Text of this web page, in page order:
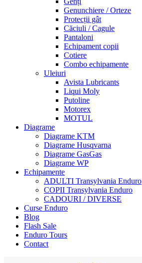
Genunchiere / Orteze
Protecții gât
Căciuli / Cagule
Pantaloni
Echipament copii
Cotiere
Combo echipamente
Uleiuri
Avista Lubricants
Liqui Moly
Putoline
Motorex
MOTUL
Diagrame
Diagrame KTM
Diagrame Husqvarna
Diagrame GasGas
Diagrame WP
Echipamente
ADULTI Transylvania Enduro
COPII Transylvania Enduro
CADOURI / DIVERSE
Curse Enduro
Blog
Flash Sale
Enduro Tours
Contact